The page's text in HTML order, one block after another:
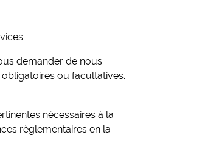
demander de nous
ou facultatives.
nécessaires à la
règlementaires en la